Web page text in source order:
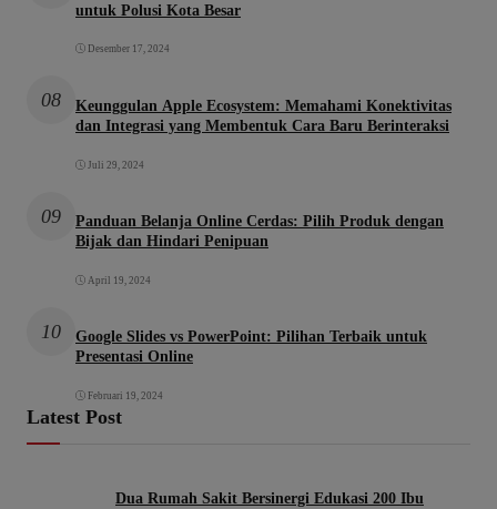
untuk Polusi Kota Besar
Desember 17, 2024
08
Keunggulan Apple Ecosystem: Memahami Konektivitas
dan Integrasi yang Membentuk Cara Baru Berinteraksi
Juli 29, 2024
09
Panduan Belanja Online Cerdas: Pilih Produk dengan
Bijak dan Hindari Penipuan
April 19, 2024
10
Google Slides vs PowerPoint: Pilihan Terbaik untuk
Presentasi Online
Februari 19, 2024
Latest Post
Dua Rumah Sakit Bersinergi Edukasi 200 Ibu